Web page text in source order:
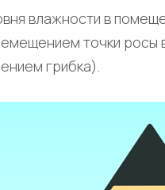
влажности в
точки росы
грибка).